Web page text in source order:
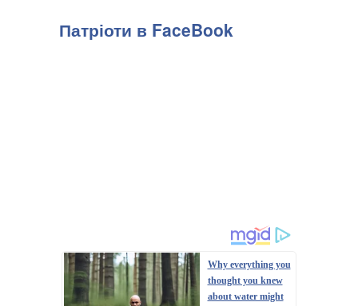
Патріоти в FaceBook
Why everything you
thought you knew
about water might